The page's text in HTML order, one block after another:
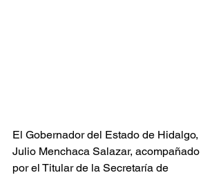
El Gobernador del Estado de Hidalgo,
Julio Menchaca Salazar, acompañado
por el Titular de la Secretaría de